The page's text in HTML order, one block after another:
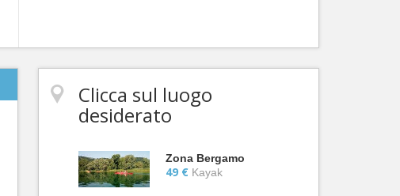
Clicca sul luogo
desiderato
Zona Bergamo
49 € Kayak